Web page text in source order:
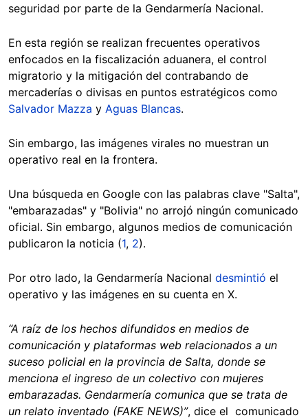
seguridad por parte de la Gendarmería Nacional.
En esta región se realizan frecuentes operativos
enfocados en la fiscalización aduanera, el control
migratorio y la mitigación del contrabando de
mercaderías o divisas en puntos estratégicos como
Salvador Mazza y Aguas Blancas.
Sin embargo, las imágenes virales no muestran un
operativo real en la frontera.
Una búsqueda en Google con las palabras clave "Salta",
"embarazadas" y "Bolivia" no arrojó ningún comunicado
oficial. Sin embargo, algunos medios de comunicación
publicaron la noticia (1, 2).
Por otro lado, la Gendarmería Nacional desmintió el
operativo y las imágenes en su cuenta en X.
“A raíz de los hechos difundidos en medios de
comunicación y plataformas web relacionados a un
suceso policial en la provincia de Salta, donde se
menciona el ingreso de un colectivo con mujeres
embarazadas. Gendarmería comunica que se trata de
un relato inventado (FAKE NEWS)”, dice el comunicado